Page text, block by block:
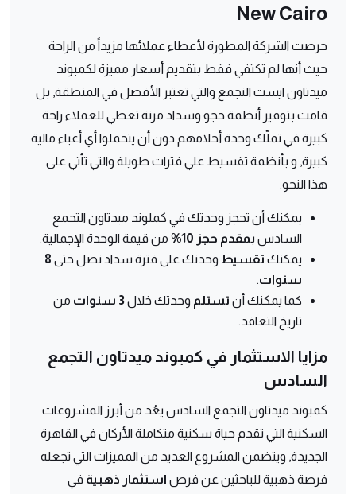
New Cairo
حرصت الشركة المطورة لأعطاء عملائها مزيداً من الراحة
حيث أنها لم تكتفي فقط بتقديم أسعار مميزة لكمبوند
ميدتاون ايست التجمع والتي تعتبر الأفضل في المنطقة, بل
قامت بتوفير أنظمة حجو وسداد مرنة تعطي للعملاء راحة
كبيرة في تملّك وحدة أحلامهم دون أن يتحملوا أي أعباء مالية
كبيرة, و بأنظمة تقسيط علي فترات طويلة والتي تأتي على
هذا النحو:
يمكنك أن تحجز وحدتك في كملوند ميدتاون التجمع
السادس بمقدم حجز 10%
من قيمة الوحدة الإجمالية.
يمكنك تقسيط وحدتك على فترة سداد تصل حتى 8
سنوات.
كما يمكنك أن تستلم وحدتك خلال3 سنوات
من
تاريخ التعاقد.
مزايا الاستثمار في كمبوند ميدتاون التجمع
السادس
كمبوند ميدتاون التجمع السادس يعُد من أبرز المشروعات
السكنية التي تقدم حياة سكنية متكاملة الأركان في القاهرة
الجديدة, ويتضمن المشروع العديد من المميزات التي تجعله
فرصة ذهبية للباحثين عن فرص استثمار ذهبية في